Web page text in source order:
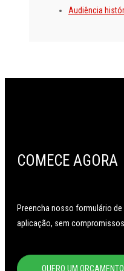
Audiência
COMECE AGORA
Preencha nosso formulário de
aplicação, sem compromissos.
QUERO UM ORÇAMENTO